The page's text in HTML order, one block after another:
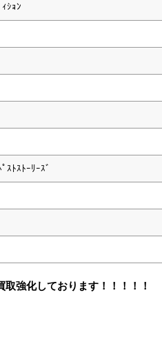
ｼｮﾝ
ｽﾄｽﾄｰﾘｰｽﾞ
強化しております！！！！！